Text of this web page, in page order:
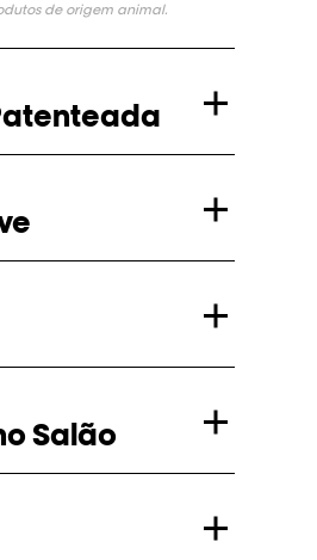
de origem animal.
Salão